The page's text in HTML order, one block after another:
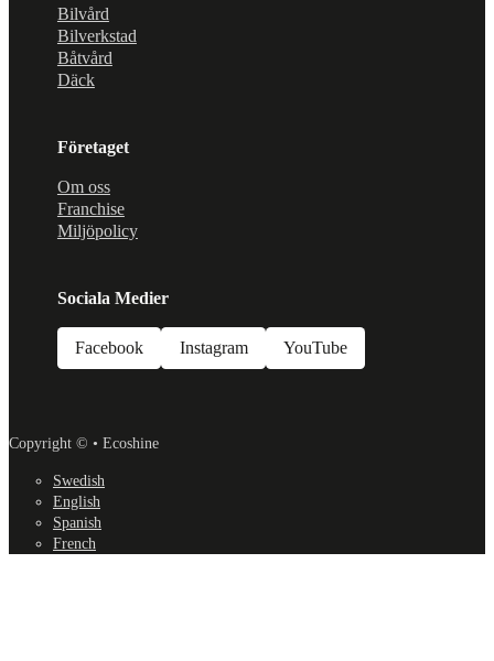
Bilvård
Bilverkstad
Båtvård
Däck
Företaget
Om oss
Franchise
Miljöpolicy
Sociala Medier
Facebook Instagram YouTube
Copyright © • Ecoshine
Swedish
English
Spanish
French